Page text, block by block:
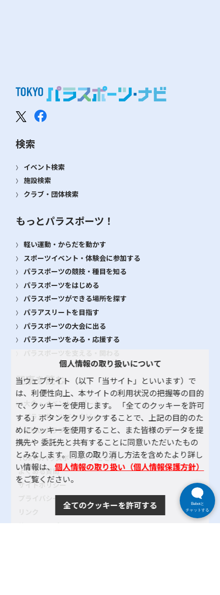
検索
イベント検索
施設検索
クラブ・団体検索
もっとパラスポーツ！
軽い運動・からだを動かす
スポーツイベント・体験会に参加する
パラスポーツの競技・種目を知る
パラスポーツをはじめる
パラスポーツができる場所を探す
パラアスリートを目指す
パラスポーツの大会に出る
パラスポーツをみる・応援する
パラスポーツを支える・関わる
記事を読む
大会・イベント レポート
パラスポーツインタビュー
地域のクラブ紹介
TOKYOパラスポーツ・ナビとは
よくある質問
サイトポリシー
プライバシーポリシー
サイトマップ
個人情報の取り扱いについて
当ウェブサイト（以下「当サイト」といいます）で
は、利便性向上、本サイトの利用状況の把握等の目的
で、クッキーを使用します。 「全てのクッキーを許可
する」ボタンをクリックすることで、上記の目的のた
めにクッキーを使用すること、また皆様のデータを提
携先や 委託先と共有することに同意いただいたもの
とみなします。同意の取り消し方法を含めたより詳し
い情報は、個人情報の取り扱い（個人情報保護方針）
をご覧ください。
全てのクッキーを許可する
Bebotと
チャットする